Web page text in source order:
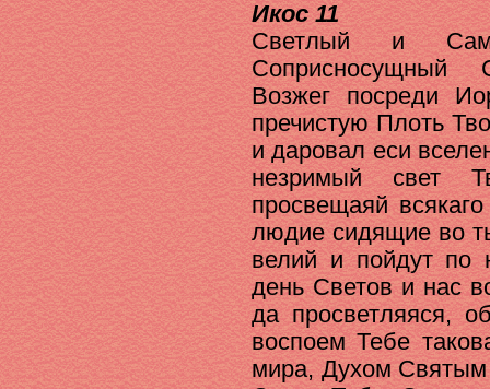
Икос 11
Светлый и
Соприсносущный
Возжег посреди
пречистую Плоть
и даровал еси
незримый свет
просвещаяй
людие сидящие во
велий и пойдут по
день Светов и нас
да просветляяся,
воспоем Тебе
мира, Духом Святым